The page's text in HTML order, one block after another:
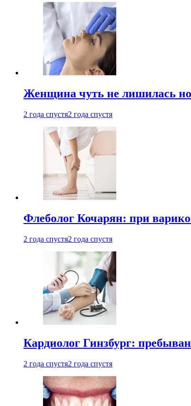
Женщина чуть не лишилась
2 года спустя2 года спустя
Флеболог Кочарян: при
2 года спустя2 года спустя
Кардиолог Гинзбург:
2 года спустя2 года спустя